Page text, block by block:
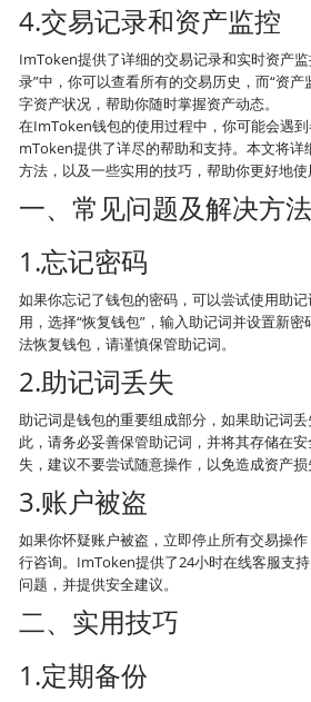
4.交易记录和资产监控
ImToken提供了详细的交易记录和实时资产
录”中，你可以查看所有的交易历史，而“资
字资产状况，帮助你随时掌握资产动态。
在ImToken钱包的使用过程中，你可能会遇
mToken提供了详尽的帮助和支持。本文将
方法，以及一些实用的技巧，帮助你更好地使
一、常见问题及解决方法
1.忘记密码
如果你忘记了钱包的密码，可以尝试使用助
用，选择“恢复钱包”，输入助记词并设置新
法恢复钱包，请谨慎保管助记词。
2.助记词丢失
助记词是钱包的重要组成部分，如果助记词
此，请务必妥善保管助记词，并将其存储在
失，建议不要尝试随意操作，以免造成资产损
3.账户被盗
如果你怀疑账户被盗，立即停止所有交易操
行咨询。ImToken提供了24小时在线客服支
问题，并提供安全建议。
二、实用技巧
1.定期备份